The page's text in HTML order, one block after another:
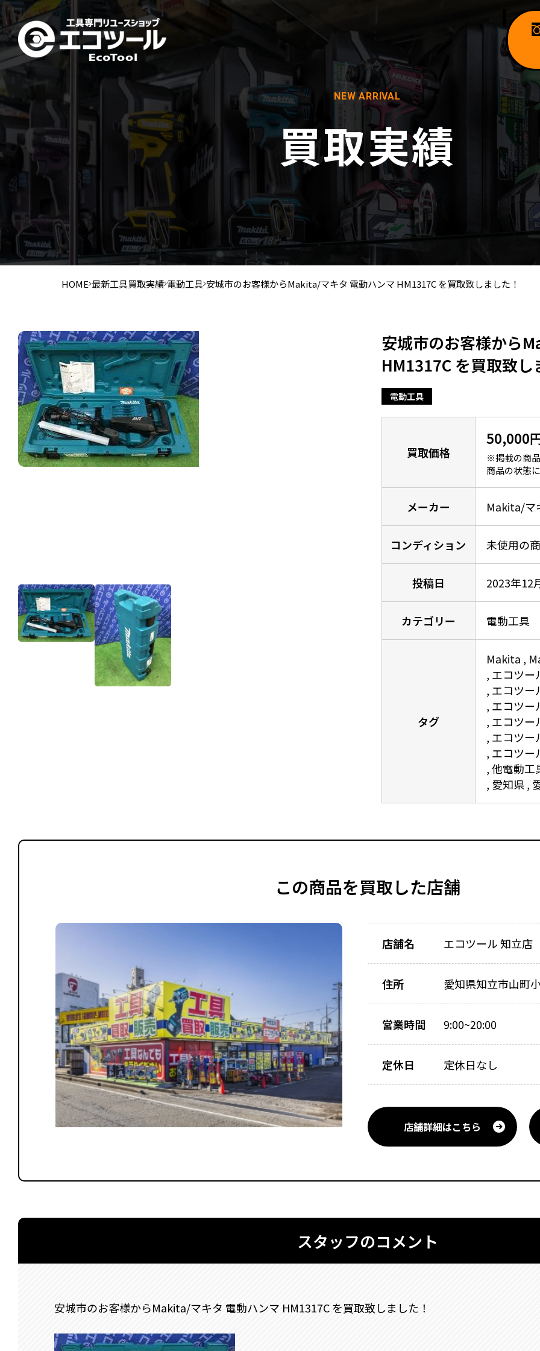
NEW ARRIVAL
買取実績
HOME 最新工具買取実績 電動工具 安城市のお客様からMakita/マキタ 電動ハンマ HM1317C を買取致しました！
安城市のお客様から
HM1317C を買取致し
電動工具
買取価格
50,000
※掲載の商
商品の状態
メーカー Makita/マ
コンディション 未使用の
投稿日 2023年12
カテゴリー 電動工具
タグ
Makita
エコツー
エコツー
エコツー
エコツー
エコツー
エコツー
他電動工
愛知県
この商品を買取した店舗
店舗名 エコツール 知立店
住所 愛知県知立市山町
営業時間 9:00~20:00
定休日 定休日なし
店舗詳細はこちら
スタッフのコメント
安城市のお客様からMakita/マキタ 電動ハンマ HM1317C を買取致しました！